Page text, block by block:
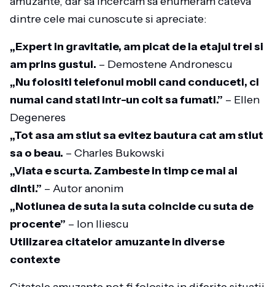
dintre cele mai cunoscute si apreciate:
„Expert in gravitatie, am picat de la etajul trei si
am prins gustul. – Demostene Andronescu
„Nu folositi telefonul mobil cand conduceti, ci
numai cand stati intr-un colt sa fumati.” – Ellen
Degeneres
„Tot asa am stiut sa evitez bautura cat am stiut
sa o beau. – Charles Bukowski
„Viata e scurta. Zambeste in timp ce mai ai
dinti.” – Autor anonim
„Notiunea de suta la suta coincide cu suta de
procente” – Ion Iliescu
Utilizarea citatelor amuzante in diverse
contexte